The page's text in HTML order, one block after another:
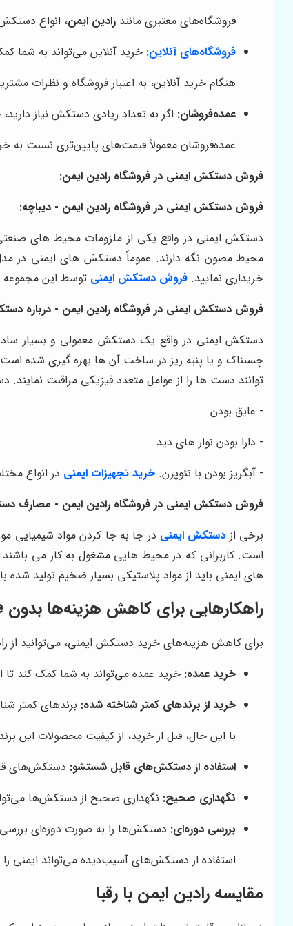
فروشگاه‌های معتبری مانند رادین ایمن، انواع
فروشگاه‌های آنلاین: خرید آنلاین می‌تواند به شما
هنگام خرید آنلاین، به اعتبار فروشگاه و نظرات
عمده‌فروشان: اگر به تعداد زیادی دستکش نیاز
عمده‌فروشان معمولاً قیمت‌های پایین‌تری نسبت به
فروش دستکش ایمنی در فروشگاه رادین ایمن:
فروش دستکش ایمنی در فروشگاه رادین ایمن - دیباچه:
دستکش ایمنی در واقع یکی از ملزومات محیط های صنعتی
محیط مصون نگه دارند. عموماً دستکش های ایمنی در مدل
خریداری نمایید. فروش دستکش ایمنی توسط این مجموعه
فروش دستکش ایمنی در فروشگاه رادین ایمن - درباره
دستکش ایمنی در واقع یک دستکش معمولی و بسیار
توانند دست ها را از عوامل متعدد فیزیکی مراقبت
- عایق بودن
- دارا بودن نوار های دید
- آبگریز بودن با نئوپرن. خرید تجهیزات ایمنی در انواع
فروش دستکش ایمنی در فروشگاه رادین ایمن - مصارف
برخی از دستکش ایمنی در جا به جا کردن مواد شیمیایی
است. کاربرانی که در محیط هایی مشغول به کار می باشند
های ایمنی باید از مواد پلاستیکی بسیار ضخیم تولید شده
راهکارهایی برای کاهش هزینه‌ها بدون compromise بر روی کیفیت
برای کاهش هزینه‌های خرید دستکش ایمنی، می‌توانید از
خرید عمده: خرید عمده می‌تواند به شما کمک کند
خرید از برندهای کمتر شناخته شده: برندهای کمتر
با این حال، قبل از خرید، از کیفیت محصولات این
استفاده از دستکش‌های قابل شستشو: دستکش‌های
نگهداری صحیح: نگهداری صحیح از دستکش‌ها
بررسی دوره‌ای: دستکش‌ها را به صورت دوره‌ای
استفاده از دستکش‌های آسیب‌دیده می‌تواند ایمنی را
مقایسه رادین ایمن با رقبا